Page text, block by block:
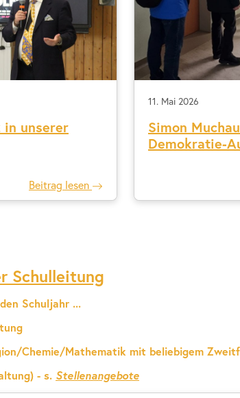
in unserer
Beitrag lesen
11. Mai 2026
Simon
Demokratie-
Schulleitung
Schuljahr ...
Chemie/Mathematik mit beliebigem
- s. Stellenangebote